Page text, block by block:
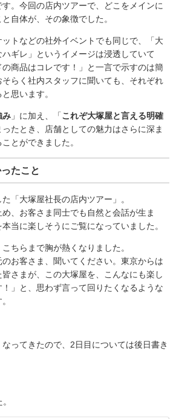
。今回の店内ツアーで、どこをメインに
自体が、その象徴でした。
トなどの社外イベントでも同じで、「大
ギレ」というイメージは浸透していて
商品はコレです！」と一言で示すのは簡
らく社内スタッフに聞いても、それぞれ
思います。
み 」に加え、「これぞ大塚屋と言える明確
ったとき、店舗としての魅力はさらに深ま
とができました。
たこと
「大塚屋社長の店内ツアー」。
、お客さま同士でも自然と会話が生ま
当に楽しそうにご覧になっていました。
ちらまで胸が熱くなりました。
お客さま、聞いてください。東京からは
さまが、この大塚屋を、こんなにも楽し
」と、思わず言って回りたくなるような
ってきたので、2日目については後日書き